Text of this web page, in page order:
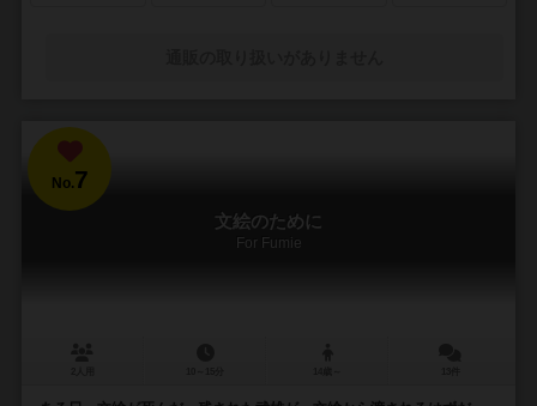
No.7
文絵のために
For Fumie